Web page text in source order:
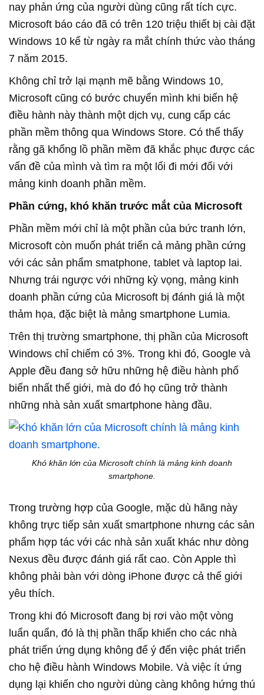
nay phản ứng của người dùng cũng rất tích cực.
Microsoft báo cáo đã có trên 120 triệu thiết bị cài đặt
Windows 10 kể từ ngày ra mắt chính thức vào tháng
7 năm 2015.
Không chỉ trở lại mạnh mẽ bằng Windows 10,
Microsoft cũng có bước chuyển mình khi biến hệ
điều hành này thành một dịch vụ, cung cấp các
phần mềm thông qua Windows Store. Có thể thấy
rằng gã khổng lồ phần mềm đã khắc phục được các
vấn đề của mình và tìm ra một lối đi mới đối với
mảng kinh doanh phần mềm.
Phần cứng, khó khăn trước mắt của Microsoft
Phần mềm mới chỉ là một phần của bức tranh lớn,
Microsoft còn muốn phát triển cả mảng phần cứng
với các sản phẩm smatphone, tablet và laptop lai.
Nhưng trái ngược với những kỳ vọng, mảng kinh
doanh phần cứng của Microsoft bị đánh giá là một
thảm họa, đặc biệt là mảng smartphone Lumia.
Trên thị trường smartphone, thị phần của Microsoft
Windows chỉ chiếm có 3%. Trong khi đó, Google và
Apple đều đang sở hữu những hệ điều hành phổ
biến nhất thế giới, mà do đó họ cũng trở thành
những nhà sản xuất smartphone hàng đầu.
Khó khăn lớn của Microsoft chính là mảng kinh doanh
smartphone.
Trong trường hợp của Google, mặc dù hãng này
không trực tiếp sản xuất smartphone nhưng các sản
phẩm hợp tác với các nhà sản xuất khác như dòng
Nexus đều được đánh giá rất cao. Còn Apple thì
không phải bàn với dòng iPhone được cả thế giới
yêu thích.
Trong khi đó Microsoft đang bị rơi vào một vòng
luẩn quẩn, đó là thị phần thấp khiến cho các nhà
phát triển ứng dụng không để ý đến việc phát triển
cho hệ điều hành Windows Mobile. Và việc ít ứng
dụng lại khiến cho người dùng càng không hứng thú